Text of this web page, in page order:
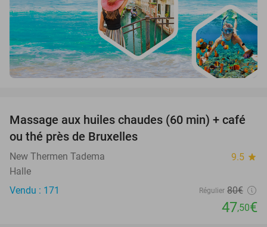
41%
Massage aux huiles chaudes (60 min) + café
ou thé près de Bruxelles
New Thermen Tadema 9.5 star
Halle
Vendu : 171
Régulier 80€
47,50€